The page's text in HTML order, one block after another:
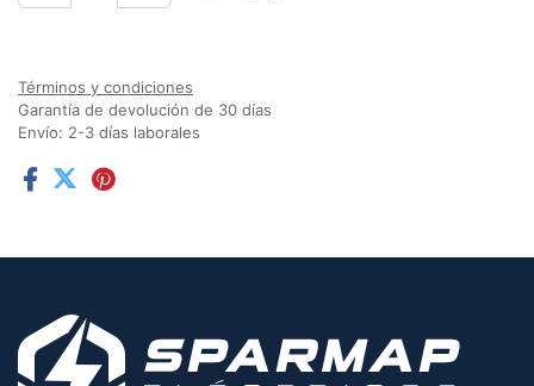
Términos y condiciones
Garantía de devolución de 30 días
Envío: 2-3 días laborales